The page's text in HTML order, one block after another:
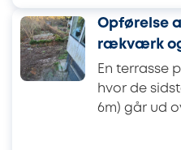
Opførelse
rækværk
En terrasse
hvor de
6m) går ud